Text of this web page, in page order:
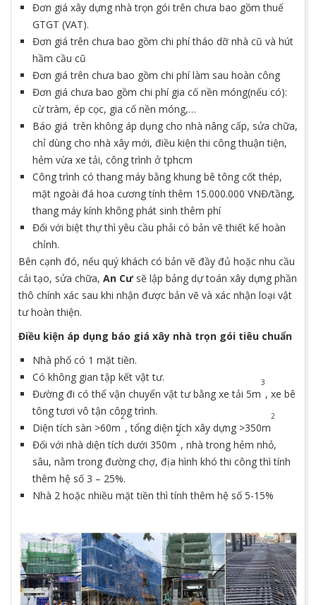
Đơn giá xây dựng nhà trọn gói trên chưa bao gồm thuế
GTGT (VAT).
Đơn giá trên chưa bao gồm chi phí tháo dỡ nhà cũ và hút
hầm cầu cũ
Đơn giá trên chưa bao gồm chi phí làm sau hoàn công
Đơn giá chưa bao gồm chi phí gia cố nền móng(nếu có):
cừ tràm, ép cọc, gia cố nền móng,…
Báo giá trên không áp dụng cho nhà nâng cấp, sửa chữa,
chỉ dùng cho nhà xây mới, điều kiện thi công thuận tiện,
hẻm vừa xe tải, công trình ở tphcm
Công trình có thang máy bằng khung bê tông cốt thép,
mặt ngoài đá hoa cương tính thêm 15.000.000 VNĐ/tầng,
thang máy kính không phát sinh thêm phí
Đối với biệt thự thì yêu cầu phải có bản vẽ thiết kế hoàn
chỉnh.
Bên cạnh đó, nếu quý khách có bản vẽ đầy đủ hoặc nhu cầu
cải tạo, sửa chữa, An Cư sẽ lập bảng dự toán xây dựng phần
thô chính xác sau khi nhận được bản vẽ và xác nhận loại vật
tư hoàn thiện.
Điều kiện áp dụng báo giá xây nhà trọn gói tiêu chuẩn
Nhà phố có 1 mặt tiền.
Có không gian tập kết vật tư.
Đường đi có thể vận chuyển vật tư bằng xe tải 5m
3
, xe bê
tông tươi vô tận công trình.
Diện tích sàn >60m
2
, tổng diện tích xây dựng >350m
2
Đối với nhà diện tích dưới 350m
2
, nhà trong hẻm nhỏ,
sâu, nằm trong đường chợ, địa hình khó thi công thì tính
thêm hệ số 3 – 25%.
Nhà 2 hoặc nhiều mặt tiền thì tính thêm hệ số 5-15%